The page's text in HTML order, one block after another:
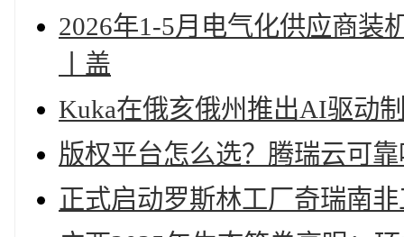
2026年1-5月电气化供应商装
丨盖
Kuka在俄亥俄州推出AI驱动
版权平台怎么选？腾瑞云可
正式启动罗斯林工厂奇瑞南